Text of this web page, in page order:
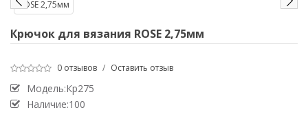
Крючок для вязания ROSE 2,75мм
0 отзывов / Оставить отзыв
Модель:Кр275
Наличие:100